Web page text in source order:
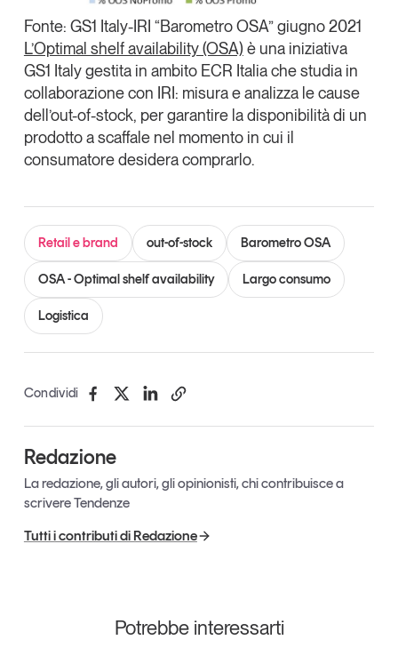
Fonte: GS1 Italy-IRI “Barometro OSA” giugno 2021
L’Optimal shelf availability (OSA) è una iniziativa
GS1 Italy gestita in ambito ECR Italia che studia in
collaborazione con IRI: misura e analizza le cause
dell’out-of-stock, per garantire la disponibilità di un
prodotto a scaffale nel momento in cui il
consumatore desidera comprarlo.
Retail e brand out-of-stock Barometro OSA
OSA - Optimal shelf availability Largo consumo
Logistica
Condividi
Redazione
La redazione, gli autori, gli opinionisti, chi contribuisce a
scrivere Tendenze
Tutti i contributi di Redazione
Potrebbe interessarti